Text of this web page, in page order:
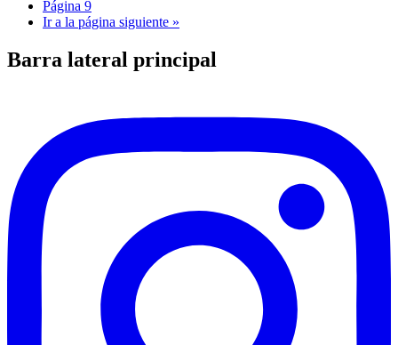
Página 9
Ir a la página siguiente »
Barra lateral principal